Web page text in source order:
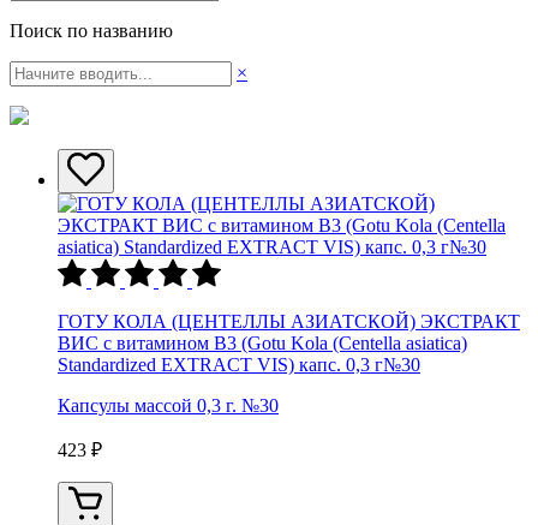
Поиск по названию
×
ГОТУ КОЛА (ЦЕНТЕЛЛЫ АЗИАТСКОЙ) ЭКСТРАКТ
ВИС с витамином В3 (Gotu Kola (Centella asiatica)
Standardized EXTRACT VIS) капс. 0,3 г№30
Капсулы массой 0,3 г. №30
423 ₽